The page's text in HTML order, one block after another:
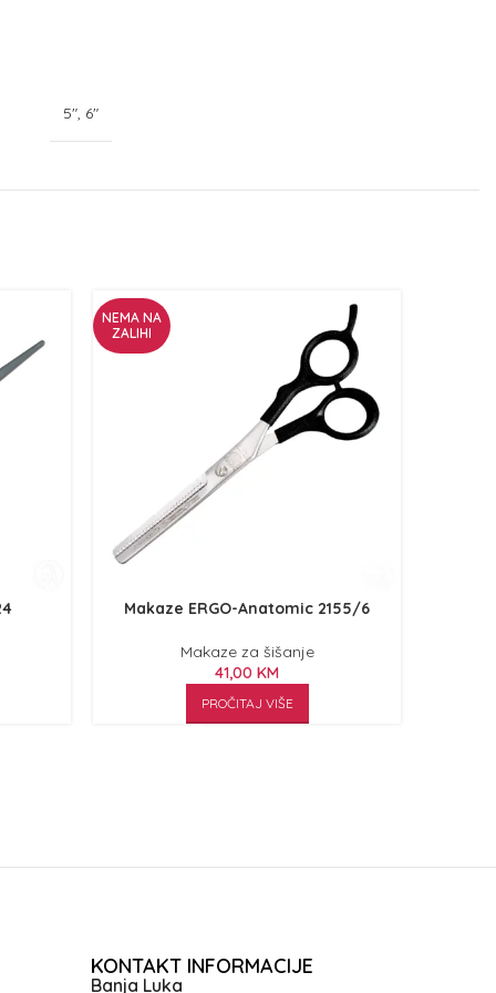
5", 6"
NEMA NA
ZALIHI
Makaze ERGO-Anatomic 2155/6
Makaze za šišanje
41,00 KM
PROČITAJ VIŠE
KONTAKT INFORMACIJE
Banja Luka